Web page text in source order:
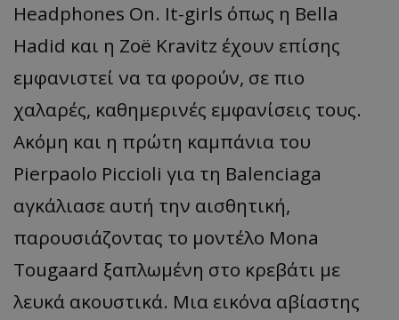
Headphones On. It-girls όπως η Bella
Hadid και η Zoë Kravitz έχουν επίσης
εμφανιστεί να τα φορούν, σε πιο
χαλαρές, καθημερινές εμφανίσεις τους.
Ακόμη και η πρώτη καμπάνια του
Pierpaolo Piccioli για τη Balenciaga
αγκάλιασε αυτή την αισθητική,
παρουσιάζοντας το μοντέλο Mona
Tougaard ξαπλωμένη στο κρεβάτι με
λευκά ακουστικά. Μια εικόνα αβίαστης